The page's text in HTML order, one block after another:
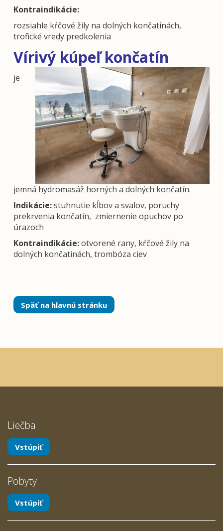
Kontraindikácie:
rozsiahle kŕčové žily na dolných končatinách,
trofické vredy predkolenia
Vírivý kúpeľ končatín
je
jemná hydromasáž horných a dolných končatín.
Indikácie:stuhnutie kĺbov a svalov, poruchy
prekrvenia končatín, zmiernenie opuchov po
úrazoch
Kontraindikácie:otvorené rany, kŕčové žily na
dolných končatinách, trombóza ciev
Späť na hlavnú stránku
Liečba
Vstúpiť
Pobyty
Vstúpiť